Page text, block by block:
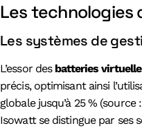
Les technologies
Les systèmes de
L’essor des batteries
précis, optimisant ainsi
globale jusqu’à 25 %
Isowatt se distingue par ses